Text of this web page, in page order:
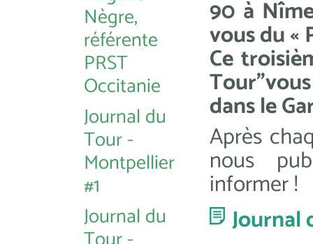
Nègre,
référente
PRST
Occitanie
Journal du
Tour -
Montpellier
#1
Journal du
90 à
vous du «
Ce
dans le
Après
nous
informer !
Journal